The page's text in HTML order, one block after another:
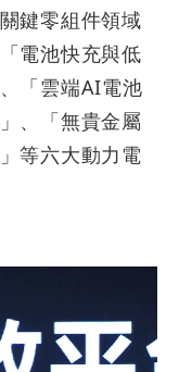
鍵零組件領域
電池快充與低
「雲端AI電池
、「無貴金屬
等六大動力電